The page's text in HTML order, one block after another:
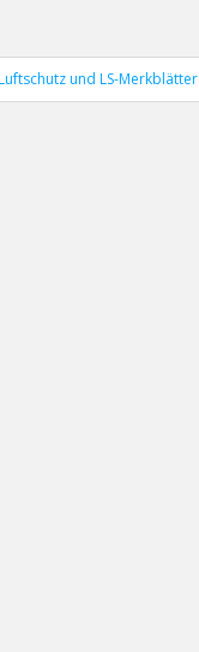
und LS-Merkblätter